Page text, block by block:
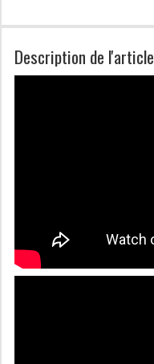
Description de l'article